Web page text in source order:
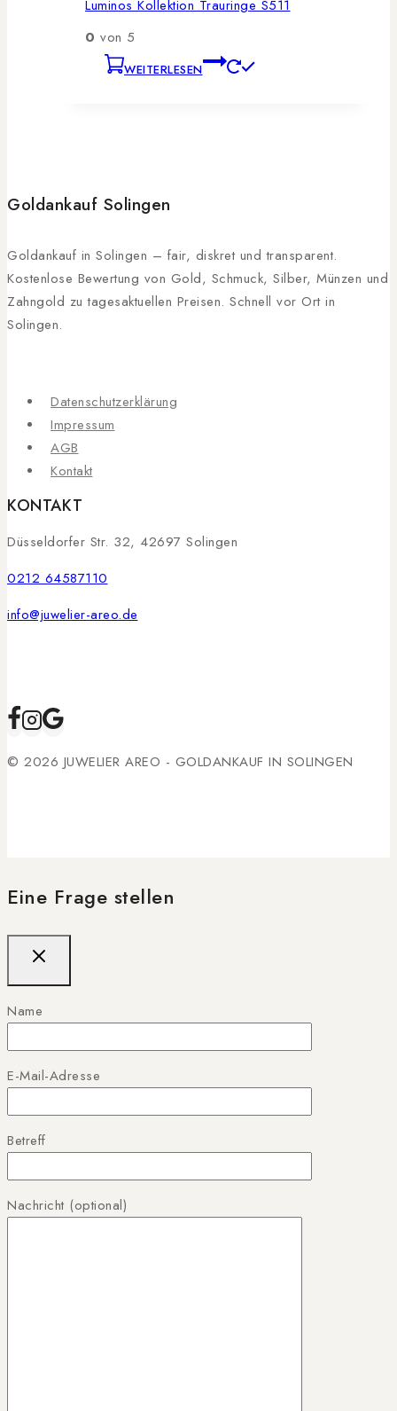
Luminos Kollektion Trauringe S511
0 von 5
WEITERLESEN
Goldankauf Solingen
Goldankauf in Solingen – fair, diskret und transparent.
Kostenlose Bewertung von Gold, Schmuck, Silber, Münzen und
Zahngold zu tagesaktuellen Preisen. Schnell vor Ort in
Solingen.
Datenschutzerklärung
Impressum
AGB
Kontakt
KONTAKT
Düsseldorfer Str. 32, 42697 Solingen
0212 64587110
info@juwelier-areo.de
© 2026 JUWELIER AREO - GOLDANKAUF IN SOLINGEN
Eine Frage stellen
Name
E-Mail-Adresse
Betreff
Nachricht (optional)